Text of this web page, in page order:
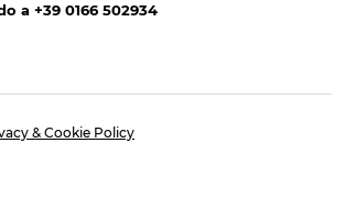
a +39 0166 502934
& Cookie Policy